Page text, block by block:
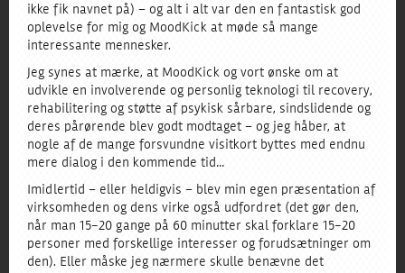
ikke fik navnet på) – og alt i alt var den en fantastisk god
oplevelse for mig og MoodKick at møde så mange
interessante mennesker.
Jeg synes at mærke, at MoodKick og vort ønske om at
udvikle en involverende og personlig teknologi til recovery,
rehabilitering og støtte af psykisk sårbare, sindslidende og
deres pårørende blev godt modtaget – og jeg håber, at
nogle af de mange forsvundne visitkort byttes med endnu
mere dialog i den kommende tid…
Imidlertid – eller heldigvis – blev min egen præsentation af
virksomheden og dens virke også udfordret (det gør den,
når man 15-20 gange på 60 minutter skal forklare 15-20
personer med forskellige interesser og forudsætninger om
den). Eller måske jeg nærmere skulle benævne det